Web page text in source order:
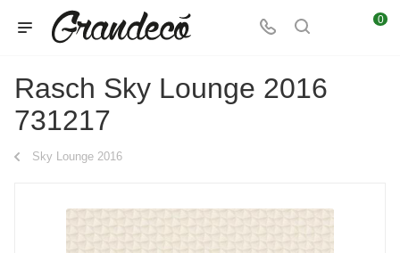
0
Rasch Sky Lounge 2016
731217
Sky Lounge 2016